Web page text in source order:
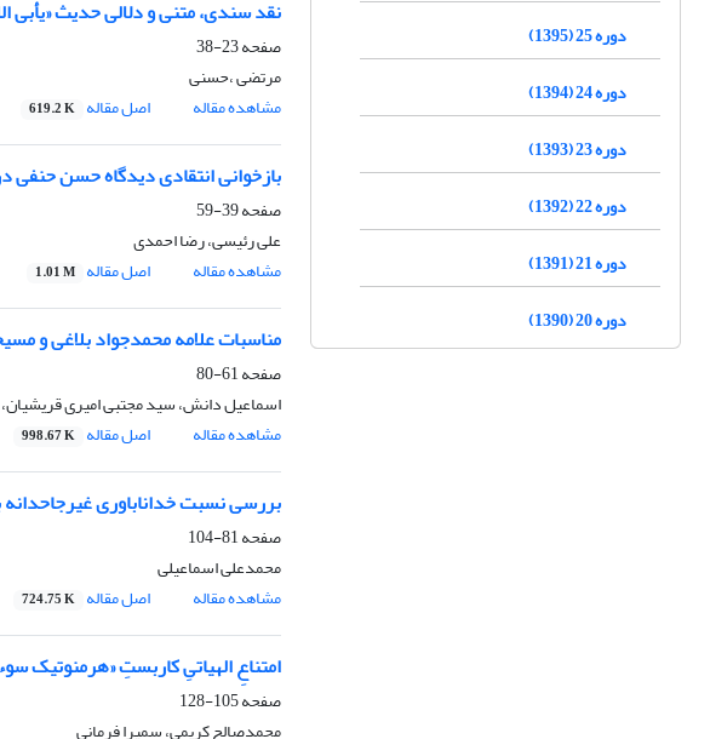
دوره 25 (1395)
دوره 24 (1394)
دوره 23 (1393)
دوره 22 (1392)
دوره 21 (1391)
دوره 20 (1390)
نقد سندی، متنی و دلالی حدیث «یأبی
صفحه23-38
مرتضی ،حسنی
مشاهده مقاله
اصل مقاله 619.2 K
بازخوانی انتقادی دیدگاه حسن حنفی
صفحه39-59
علی رئیسی، رضا احمدی
مشاهده مقاله
اصل مقاله 1.01 M
مناسبات علامه محمدجواد بلاغی و
صفحه61-80
اسماعیل دانش، سید مجتبی امیری
مشاهده مقاله
اصل مقاله 998.67 K
بررسی نسبت خداناباوری غیرجاحدانه
صفحه81-104
محمدعلی اسماعیلی
مشاهده مقاله
اصل مقاله 724.75 K
امتناعِ الهیاتیِ کاربستِ «هرمنوتیک
صفحه105-128
محمدصالح کریمی، سمیرا فرمانی